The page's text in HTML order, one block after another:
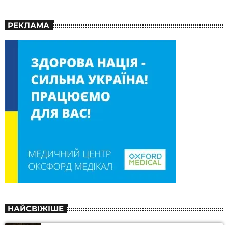
РЕКЛАМА
НАЙСВІЖІШЕ